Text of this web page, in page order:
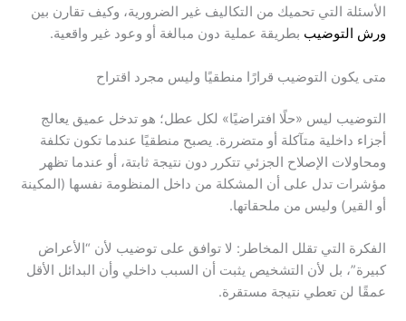
الأسئلة التي تحميك من التكاليف غير الضرورية، وكيف تقارن بين
ورش التوضيب بطريقة عملية دون مبالغة أو وعود غير واقعية.
متى يكون التوضيب قرارًا منطقيًا وليس مجرد اقتراح
التوضيب ليس «حلًا افتراضيًا» لكل عطل؛ هو تدخل عميق يعالج
أجزاء داخلية متآكلة أو متضررة. يصبح منطقيًا عندما تكون تكلفة
ومحاولات الإصلاح الجزئي تتكرر دون نتيجة ثابتة، أو عندما تظهر
مؤشرات تدل على أن المشكلة من داخل المنظومة نفسها (المكينة
أو القير) وليس من ملحقاتها.
الفكرة التي تقلل المخاطر: لا توافق على توضيب لأن “الأعراض
كبيرة”، بل لأن التشخيص يثبت أن السبب داخلي وأن البدائل الأقل
عمقًا لن تعطي نتيجة مستقرة.